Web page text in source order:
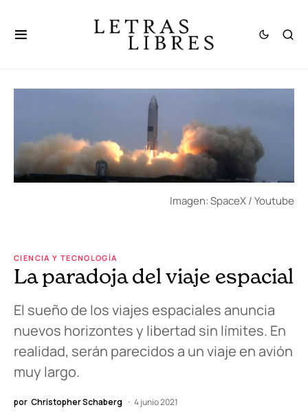
Imagen: SpaceX / Youtube
CIENCIA Y TECNOLOGÍA
La paradoja del viaje espacial
El sueño de los viajes espaciales anuncia
nuevos horizontes y libertad sin límites. En
realidad, serán parecidos a un viaje en avión
muy largo.
por Christopher Schaberg 4 junio 2021